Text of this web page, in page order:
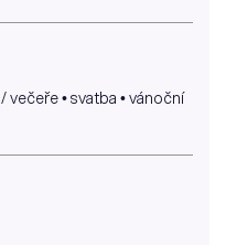
• svatba • vánoční